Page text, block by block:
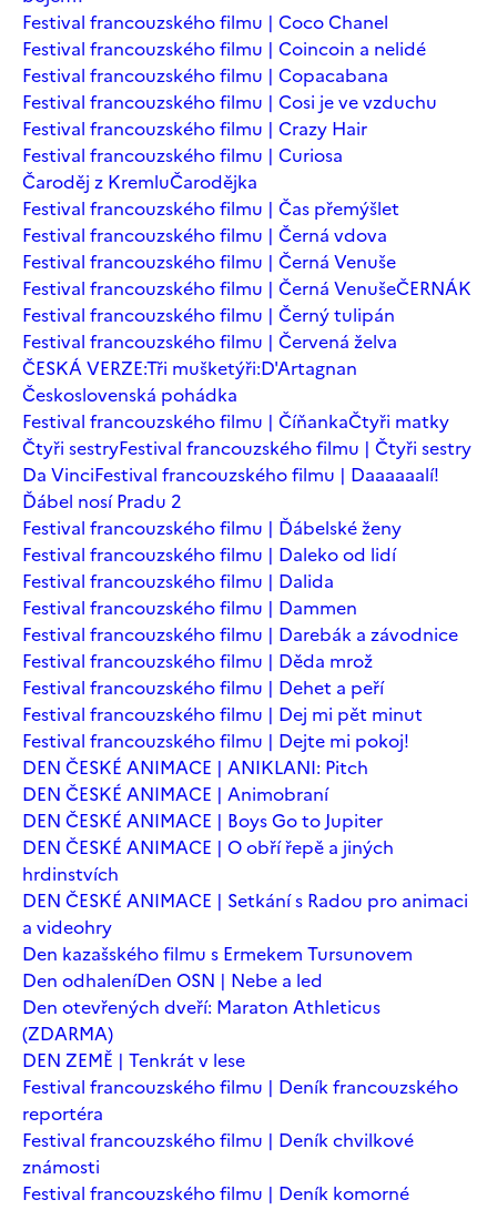
Festival francouzského filmu | Coco Chanel
Festival francouzského filmu | Coincoin a nelidé
Festival francouzského filmu | Copacabana
Festival francouzského filmu | Cosi je ve vzduchu
Festival francouzského filmu | Crazy Hair
Festival francouzského filmu | Curiosa
Čaroděj z KremluČarodějka
Festival francouzského filmu | Čas přemýšlet
Festival francouzského filmu | Černá vdova
Festival francouzského filmu | Černá Venuše
Festival francouzského filmu | Černá VenušeČERNÁK
Festival francouzského filmu | Černý tulipán
Festival francouzského filmu | Červená želva
ČESKÁ VERZE:Tři mušketýři:D'Artagnan
Československá pohádka
Festival francouzského filmu | ČíňankaČtyři matky
Čtyři sestryFestival francouzského filmu | Čtyři sestry
Da VinciFestival francouzského filmu | Daaaaaalí!
Ďábel nosí Pradu 2
Festival francouzského filmu | Ďábelské ženy
Festival francouzského filmu | Daleko od lidí
Festival francouzského filmu | Dalida
Festival francouzského filmu | Dammen
Festival francouzského filmu | Darebák a závodnice
Festival francouzského filmu | Děda mrož
Festival francouzského filmu | Dehet a peří
Festival francouzského filmu | Dej mi pět minut
Festival francouzského filmu | Dejte mi pokoj!
DEN ČESKÉ ANIMACE | ANIKLANI: Pitch
DEN ČESKÉ ANIMACE | Animobraní
DEN ČESKÉ ANIMACE | Boys Go to Jupiter
DEN ČESKÉ ANIMACE | O obří řepě a jiných
hrdinstvích
DEN ČESKÉ ANIMACE | Setkání s Radou pro animaci
a videohry
Den kazašského filmu s Ermekem Tursunovem
Den odhaleníDen OSN | Nebe a led
Den otevřených dveří: Maraton Athleticus
(ZDARMA)
DEN ZEMĚ | Tenkrát v lese
Festival francouzského filmu | Deník francouzského
reportéra
Festival francouzského filmu | Deník chvilkové
známosti
Festival francouzského filmu | Deník komorné